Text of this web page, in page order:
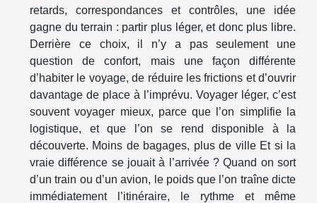
retards, correspondances et contrôles, une idée
gagne du terrain : partir plus léger, et donc plus libre.
Derrière ce choix, il n’y a pas seulement une
question de confort, mais une façon différente
d’habiter le voyage, de réduire les frictions et d’ouvrir
davantage de place à l’imprévu. Voyager léger, c’est
souvent voyager mieux, parce que l’on simplifie la
logistique, et que l’on se rend disponible à la
découverte. Moins de bagages, plus de ville Et si la
vraie différence se jouait à l’arrivée ? Quand on sort
d’un train ou d’un avion, le poids que l’on traîne dicte
immédiatement l’itinéraire, le rythme et même